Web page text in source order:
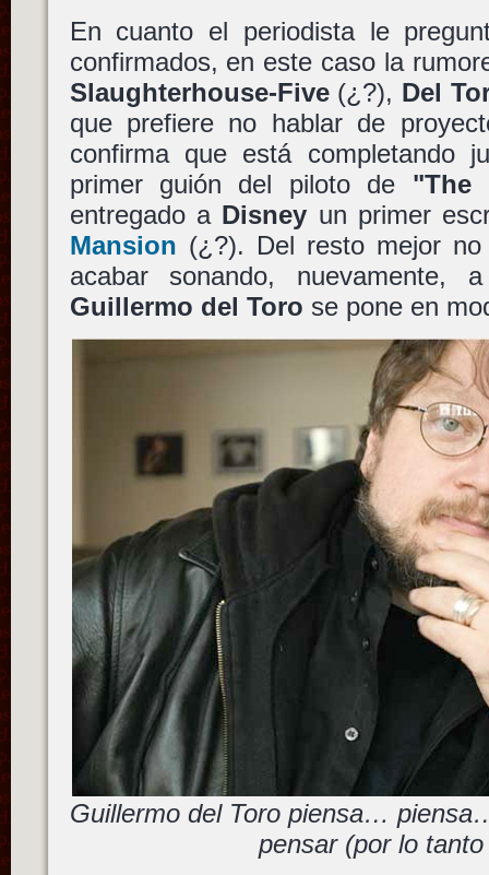
En cuanto el periodista le
confirmados, en este caso la
Slaughterhouse-Five(¿?), Del
que prefiere no hablar de
confirma que está completando
primer guión del piloto de "The
entregado a Disney un primer
Mansion (¿?). Del resto mejor
acabar sonando, nuevamente,
Guillermo del Toro se pone en
Guillermo del Toro piensa…
pensar (por lo